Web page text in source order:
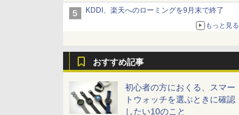
KDDI、楽天へのローミングを9月末で終了
もっと見る
おすすめ記事
初心者の方におくる、スマー
トウォッチを選ぶときに確認
したい10のこと